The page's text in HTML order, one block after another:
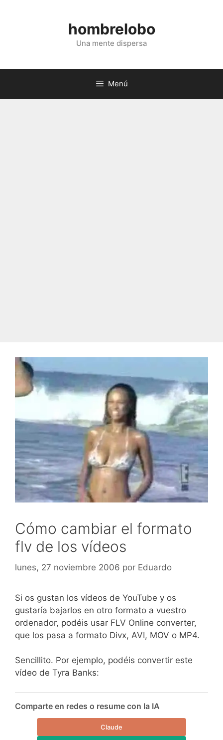
hombrelobo
Una mente dispersa
Menú
Cómo cambiar el formato
flv de los vídeos
lunes, 27 noviembre 2006 por Eduardo
Si os gustan los vídeos de YouTube y os
gustaría bajarlos en otro formato a vuestro
ordenador, podéis usar FLV Online converter,
que los pasa a formato Divx, AVI, MOV o MP4.
Sencillito. Por ejemplo, podéis convertir este
vídeo de Tyra Banks:
Comparte en redes o resume con la IA
Claude